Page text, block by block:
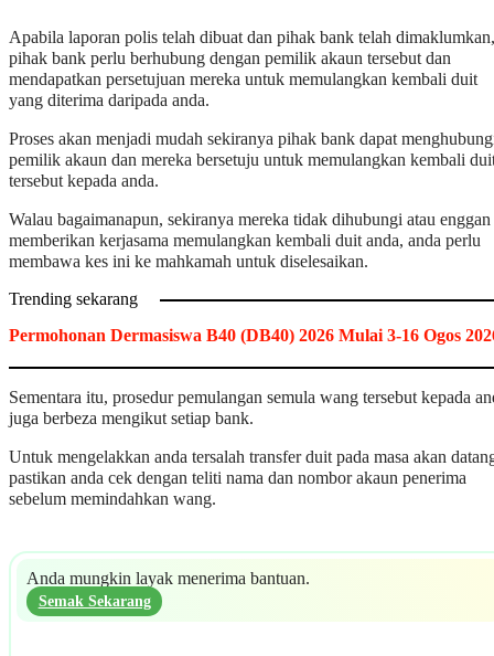
Apabila laporan polis telah dibuat dan pihak bank telah dimaklumkan,
pihak bank perlu berhubung dengan pemilik akaun tersebut dan
mendapatkan persetujuan mereka untuk memulangkan kembali duit
yang diterima daripada anda.
Proses akan menjadi mudah sekiranya pihak bank dapat
pemilik akaun dan mereka bersetuju untuk memulangkan kembali
tersebut kepada anda.
Walau bagaimanapun, sekiranya mereka tidak dihubungi atau enggan
memberikan kerjasama memulangkan kembali duit anda, anda perlu
membawa kes ini ke mahkamah untuk diselesaikan.
Trending sekarang
Permohonan Dermasiswa B40 (DB40) 2026 Mulai 3-16 Ogos
Sementara itu, prosedur pemulangan semula wang tersebut kepada
juga berbeza mengikut setiap bank.
Untuk mengelakkan anda tersalah transfer duit pada masa akan
pastikan anda cek dengan teliti nama dan nombor akaun penerima
sebelum memindahkan wang.
Anda mungkin layak menerima bantuan.
Semak Sekarang